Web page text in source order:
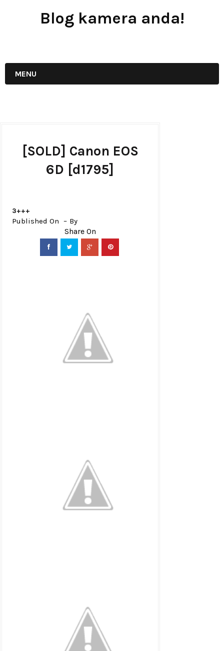
Blog kamera anda!
MENU
[SOLD] Canon EOS
6D [d1795]
3+++
Published On By